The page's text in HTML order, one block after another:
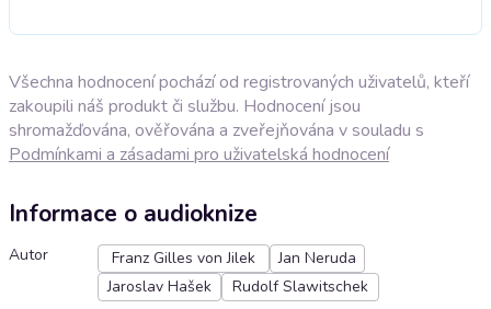
Všechna hodnocení pochází od registrovaných uživatelů, kteří
zakoupili náš produkt či službu. Hodnocení jsou
shromažďována, ověřována a zveřejňována v souladu s
Podmínkami a zásadami pro uživatelská hodnocení
Informace o audioknize
Autor Franz Gilles von Jilek
Jan Neruda
Jaroslav Hašek
Rudolf Slawitschek